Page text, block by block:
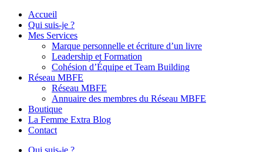
Accueil
Qui suis-je ?
Mes Services
Marque personnelle et écriture d’un livre
Leadership et Formation
Cohésion d’Équipe et Team Building
Réseau MBFE
Réseau MBFE
Annuaire des membres du Réseau MBFE
Boutique
La Femme Extra Blog
Contact
Qui suis-je ?